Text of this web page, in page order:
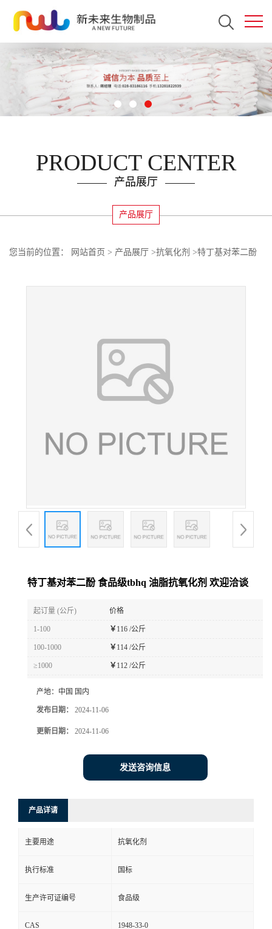
PRODUCT CENTER
产品展厅
产品展厅
您当前的位置： 网站首页 > 产品展厅 >抗氧化剂 >特丁基对苯二酚
特丁基对苯二酚 食品级tbhq 油脂抗氧化剂 欢迎洽谈
起订量 (公斤) 价格
1-100 ￥ 116 /公斤
100-1000 ￥ 114 /公斤
≥1000 ￥ 112 /公斤
产地： 中国 国内
发布日期： 2024-11-06
更新日期： 2024-11-06
发送咨询信息
产品详请
主要用途 抗氧化剂
执行标准 国标
生产许可证编号 食品级
CAS 1948-33-0